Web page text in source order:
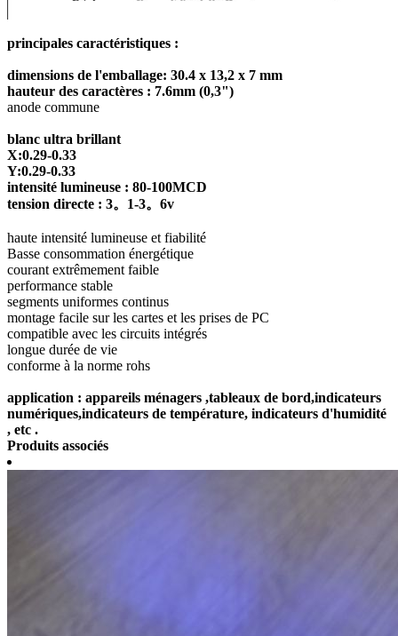
principales caractéristiques :
dimensions de l'emballage: 30.4 x 13,2 x 7 mm
hauteur des caractères : 7.6mm (0,3")
anode commune
blanc ultra brillant
X:0.29-0.33
Y:0.29-0.33
intensité lumineuse : 80-100MCD
tension directe : 3。1-3。6v
haute intensité lumineuse et fiabilité
Basse consommation énergétique
courant extrêmement faible
performance stable
segments uniformes continus
montage facile sur les cartes et les prises de PC
compatible avec les circuits intégrés
longue durée de vie
conforme à la norme rohs
application : appareils ménagers ,tableaux de bord,indicateurs
numériques,indicateurs de température, indicateurs d'humidité
, etc .
Produits associés